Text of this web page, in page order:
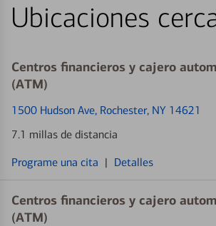
Ubicaciones
Centros financieros y cajero
(ATM)
1500 Hudson Ave, Rochester, NY 14621
7.1 millas de distancia
Programe una cita | Detalles
Centros financieros y cajero
(ATM)